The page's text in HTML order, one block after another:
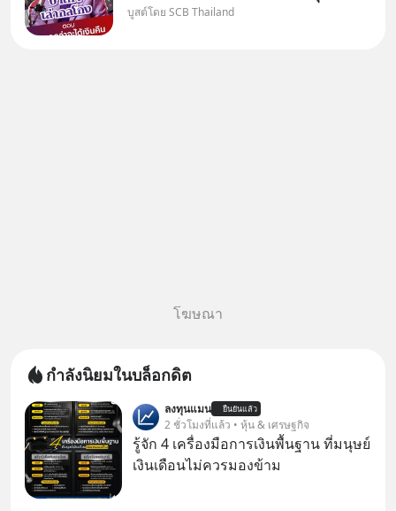
วิยะดา แจ้งเรื่องเคลมสินค้าแล้ว
บูสต์โดย SCB Thailand
โฆษณา
กำลังนิยมในบล็อกดิต
ลงทุนแมน ยืนยันแล้ว
2 ชั่วโมงที่แล้ว • หุ้น & เศรษฐกิจ
รู้จัก 4 เครื่องมือการเงินพื้นฐาน ที่มนุษย์
เงินเดือนไม่ควรมองข้าม